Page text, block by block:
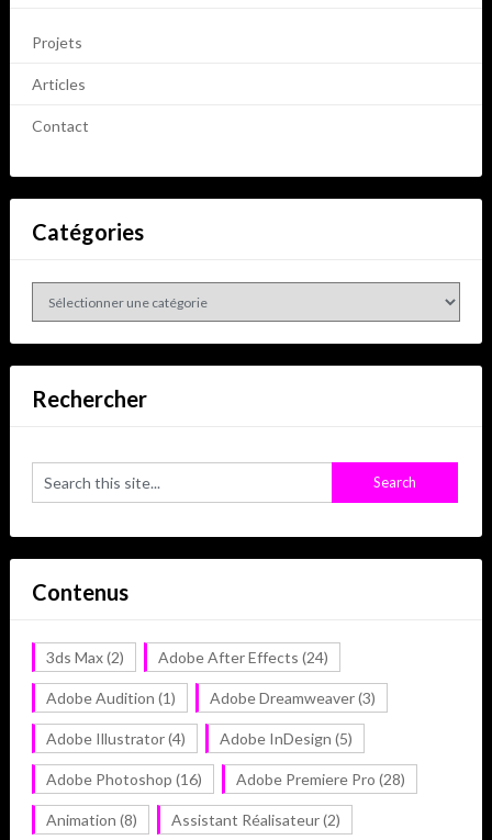
Projets
Articles
Contact
Catégories
Rechercher
Contenus
3ds Max(2) Adobe After Effects (24)
Adobe Audition (1) Adobe Dreamweaver(3)
Adobe Illustrator(4) Adobe InDesign (5)
Adobe Photoshop (16) Adobe Premiere Pro (28)
Animation (8) Assistant Réalisateur(2)